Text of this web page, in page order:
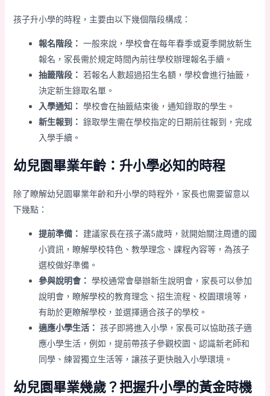
孩子升小學的時程，主要由以下幾個階段構成：
報名階段： 一般來說，學校會在每年春季或夏季開放新生
報名，家長需於規定時間內前往學校辦理報名手續。
抽籤階段： 若報名人數超過招生名額，學校會進行抽籤，
決定新生錄取名單。
入學通知： 學校會在抽籤結束後，通知錄取的學生。
新生報到： 錄取學生需在學校指定的日期前往報到，完成
入學手續。
幼兒園畢業年齡：升小學必知的時程
除了瞭解幼兒園畢業年齡和升小學的時程外，家長也需要留意以
下幾點：
提前準備： 建議家長在孩子滿5歲時，就開始關注周遭的國
小資訊，瞭解學校特色、教學理念、課程內容等，為孩子
選校做好準備。
參與說明會： 學校通常會舉辦新生說明會，家長可以參加
說明會，瞭解學校的教育理念、招生流程、校園環境等，
有助於更瞭解學校，並選擇適合孩子的學校。
適應小學生活： 孩子即將進入小學，家長可以協助孩子適
應小學生活，例如，提前帶孩子參觀校園、認識新老師和
同學、練習獨立生活等，讓孩子更快融入小學環境。
幼兒園畢業幾歲？把握升小學的黃金時機